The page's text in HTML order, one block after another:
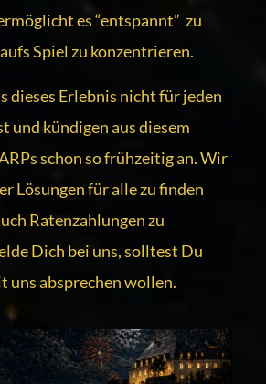
es “entspannt” zu
Spiel zu konzentrieren.
dieses Erlebnis nicht für jeden
und kündigen aus diesem
schon so frühzeitig an. Wir
Lösungen für alle zu finden
Ratenzahlungen zu
Dich bei uns, solltest Du
uns absprechen wollen.